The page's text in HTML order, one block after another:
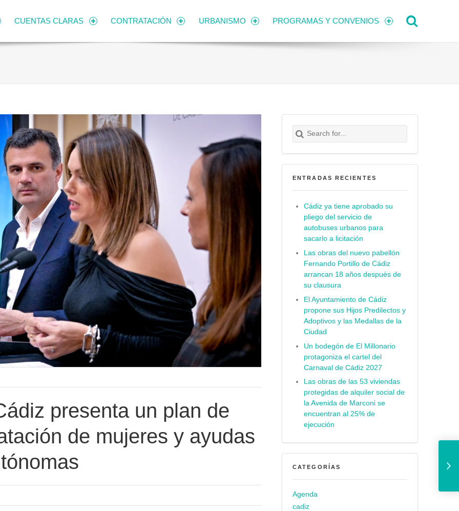
CUENTAS CLARAS CONTRATACIÓN URBANISMO PROGRAMAS Y CONVENIOS
presenta un plan de
de mujeres y ayudas
Search for:
Buscar
ENTRADAS RECIENTES
Cádiz ya tiene aprobado su
pliego del servicio de
autobuses urbanos para
sacarlo a licitación
Las obras del nuevo pabellón
Fernando Portillo de Cádiz
arrancan 18 años después de
su clausura
El Ayuntamiento de Cádiz
propone sus Hijos Predilectos y
Adoptivos y las Medallas de la
Ciudad
Un bodegón de El Millonario
protagoniza el cartel del
Carnaval de Cádiz 2027
Las obras de las 53 viviendas
protegidas de alquiler social de
la Avenida de Marconi se
encuentran al 25% de
ejecución
CATEGORÍAS
Agenda
cadiz